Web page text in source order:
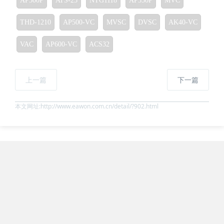
THD-1210 AP500-VC MVSC DVSC AK40-VC
VAC AP600-VC ACS32
上一篇 下一篇
本文网址:http://www.eawon.com.cn/detail/?902.html